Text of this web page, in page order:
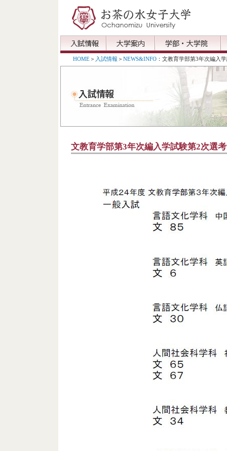
HOME ＞ 入試情報 ＞ NEWS&INFO ：文教育学部第3年次編入
文教育学部第3年次編入学試験第2次選